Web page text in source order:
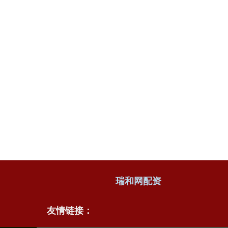
瑞和网配资
友情链接：